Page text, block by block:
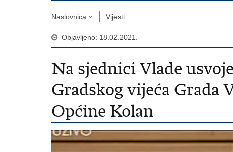
Naslovnica Vijesti
Objavljeno: 18.02.2021.
Na sjednici Vlade
Gradskog vijeća Grada
Općine Kolan